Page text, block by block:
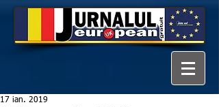
17 ian. 2019